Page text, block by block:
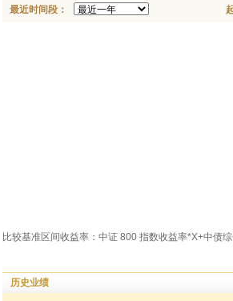
最近时间段：
比较基准区间收益率：中证 800 指数收益率*X+中债
历史业绩